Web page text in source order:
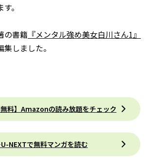
。
の書籍 『メンタル強め美女白川さん1』
しました。
料】Amazonの読み放題をチェック
NEXTで無料マンガを読む